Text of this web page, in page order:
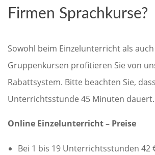
Firmen Sprachkurse?
Sowohl beim Einzelunterricht als
Gruppenkursen profitieren Sie von
Rabattsystem. Bitte beachten Sie,
Unterrichtsstunde 45 Minuten dauert.
Online Einzelunterricht – Preise
Bei 1 bis 19 Unterrichtsstunden 42